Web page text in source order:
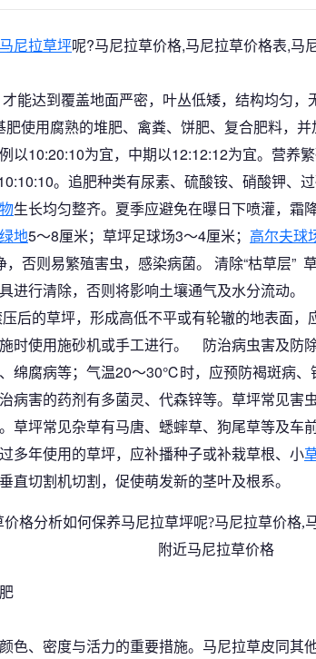
马尼拉草坪呢?马尼拉草价格,马尼拉草价格表,马
才能达到覆盖地面严密，叶丛低矮，结构均匀
肥使用腐熟的堆肥、禽粪、饼肥、复合肥料，
以10:20:10为宜，中期以12:12:12为宜。营养
。追肥种类有尿素、硫酸铵、硝酸钾、
生长均匀整齐。夏季应避免在曝日下喷灌，霜
地5～8厘米；草坪足球场3～4厘米； 高尔夫球
否则易繁殖害虫，感染病菌。 清除“枯草层”
进行清除，否则将影响土壤通气及水分流动。
后的草坪，形成高低不平或有轮辙的地表面
时使用施砂机或手工进行。 防治病虫害及
绵腐病等；气温20～30℃时，应预防褐斑病
病害的药剂有多菌灵、代森锌等。草坪常见害
草坪常见杂草有马唐、蟋蟀草、狗尾草等及车
多年使用的草坪，应补播种子或补栽草根、小
直切割机切割，促使萌发新的茎叶及根系。
色、密度与活力的重要措施。马尼拉草皮同其